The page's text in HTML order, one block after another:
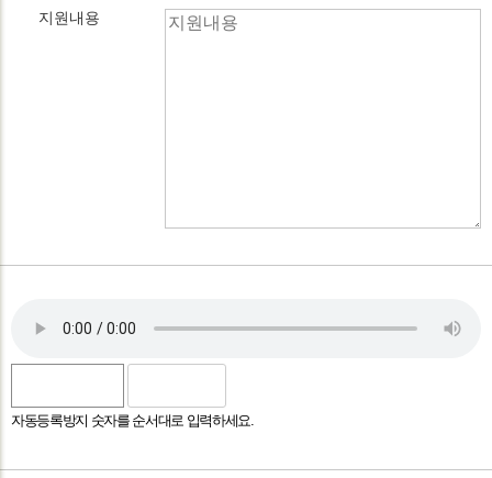
지원내용
자동등록방지 숫자를 순서대로 입력하세요.